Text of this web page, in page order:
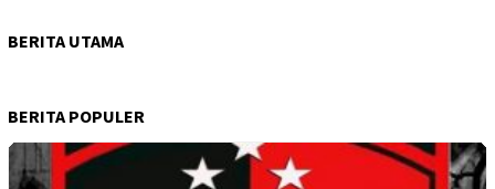
BERITA UTAMA
BERITA POPULER